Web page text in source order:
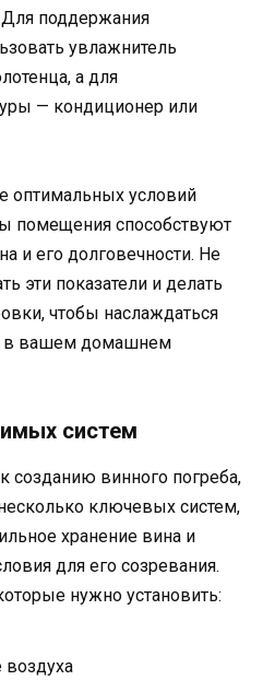
поддержания
увлажнитель
а для
— кондиционер или
оптимальных условий
помещения способствуют
и его долговечности. Не
эти показатели и делать
чтобы наслаждаться
в вашем домашнем
систем
созданию винного погреба,
ключевых систем,
хранение вина и
для его созревания.
нужно установить:
воздуха